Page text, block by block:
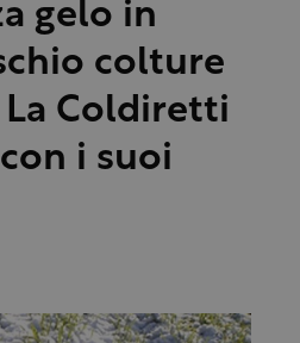
gelo in
colture
Coldiretti
i suoi